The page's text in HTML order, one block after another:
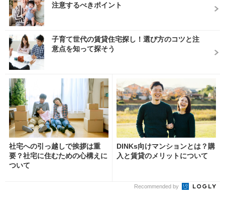
注意するべきポイント
子育て世代の賃貸住宅探し！選び方のコツと注
意点を知って探そう
社宅への引っ越しで挨拶は重
要？社宅に住むための心構えに
ついて
DINKs向けマンションとは？購
入と賃貸のメリットについて
Recommended by